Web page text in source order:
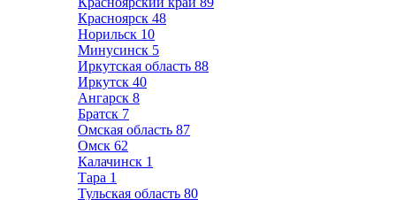
Красноярск 48
Норильск 10
Минусинск 5
Иркутская область 88
Иркутск 40
Ангарск 8
Братск 7
Омская область 87
Омск 62
Калачинск 1
Тара 1
Тульская область 80